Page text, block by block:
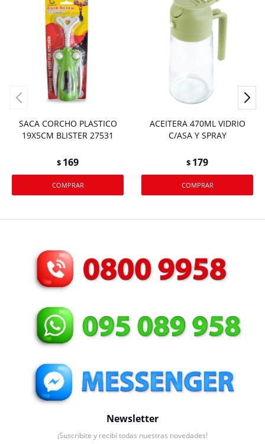
SACA CORCHO PLASTICO
19X5CM BLISTER 27531
$ 169
ACEITERA 470ML VIDRIO
C/ASA Y SPRAY
$ 179
Newsletter
¡Suscribite y recibí todas nuestras novedades!